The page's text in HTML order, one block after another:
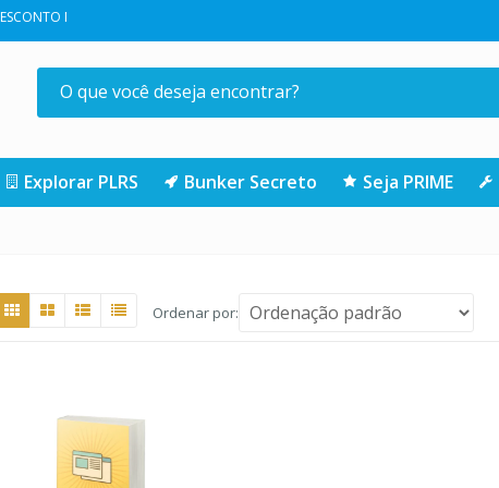
NA SUA PRIMEIRA COMPRA NA LOJA | CLIQUE AQUI
Explorar PLRS Bunker Secreto Seja PRIME
Ordenar por: